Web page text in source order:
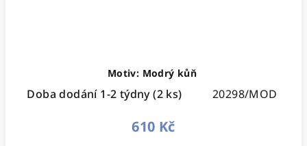
Motiv: Modrý kůň
Doba dodání 1-2 týdny(2 ks) 20298/MOD
610 Kč